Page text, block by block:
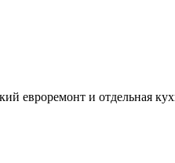
евроремонт и отдельная